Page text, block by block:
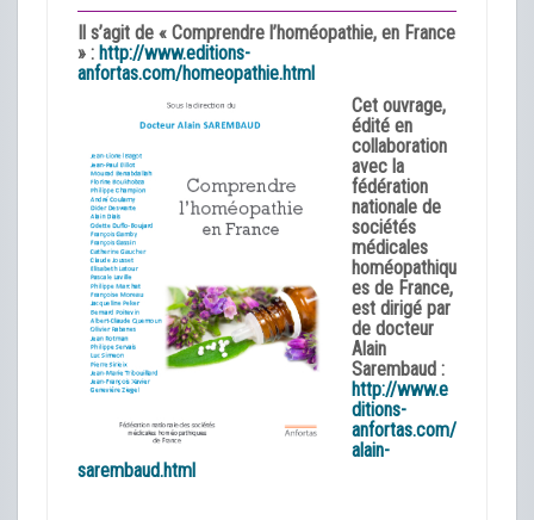
Il s’agit de « Comprendre l’homéopathie, en France
» : http://www.editions-
anfortas.com/homeopathie.html
Cet ouvrage,
édité en
collaboration
avec la
fédération
nationale de
sociétés
médicales
homéopathiqu
es de France,
est dirigé par
de docteur
Alain
Sarembaud :
http://www.e
ditions-
anfortas.com/
alain-
sarembaud.html